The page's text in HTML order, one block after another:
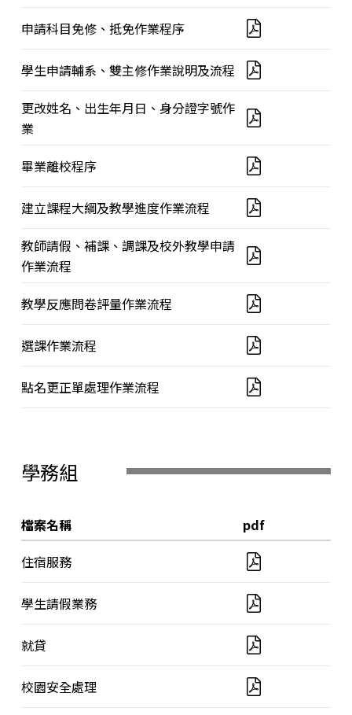
申請科目免修、抵免作業程序
學生申請輔系、雙主修作業說明及流程
更改姓名、出生年月日、身分證字號作
業
畢業離校程序
建立課程大綱及教學進度作業流程
教師請假、補課、調課及校外教學申請
作業流程
教學反應問卷評量作業流程
選課作業流程
點名更正單處理作業流程
學務組
檔案名稱
pdf
住宿服務
學生請假業務
就貸
校園安全處理